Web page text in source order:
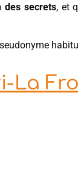
des secrets, et
La